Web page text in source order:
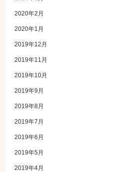
2020年2月
2020年1月
2019年12月
2019年11月
2019年10月
2019年9月
2019年8月
2019年7月
2019年6月
2019年5月
2019年4月